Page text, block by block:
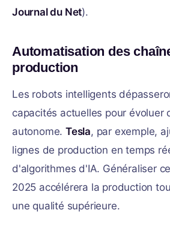
Journal du Net).
Automatisation des
production
Les robots intelligents
capacités actuelles pour évoluer
autonome.Tesla, par exemple,
lignes de production en temps
d'algorithmes d'IA. Généraliser
2025 accélérera la production
une qualité supérieure.